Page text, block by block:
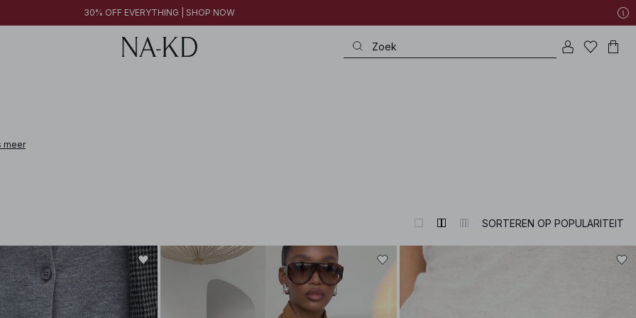
30% OFF EVERYTHING | SHOP NOW
leather, cashmere, alpaca wool, and linen. From pieces designed to elevate every special occasion to refined wardrobe heroes – all with that
meer
SORTEREN OP POPULARITEIT